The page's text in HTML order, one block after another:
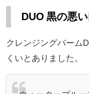
DUO 黒の悪
クレンジングバーム
くいとありました。